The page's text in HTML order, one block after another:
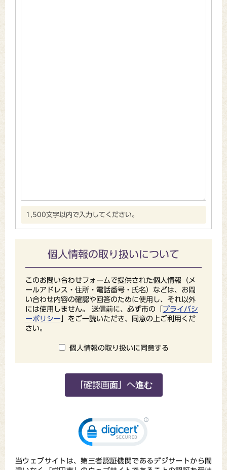
1,500文字以内で入力してください。
個人情報の取り扱いについて
このお問い合わせフォームで提供された個人情報（メ
ールアドレス・住所・電話番号・氏名）などは、お問
い合わせ内容の確認や回答のために使用し、それ以外
には使用しません。 送信前に、必ず市の「 プライバシ
ーポリシー 」をご一読いただき、同意の上ご利用くだ
さい。
個人情報の取り扱いに同意する
当ウェブサイトは、第三者認証機関であるデジサートから間